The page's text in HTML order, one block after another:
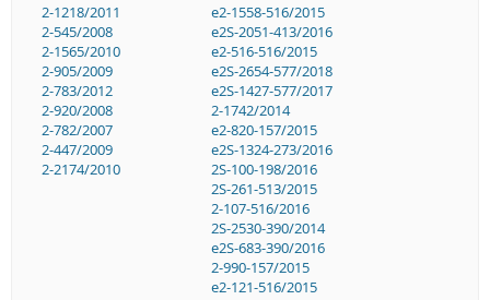
2-1218/2011
2-545/2008
2-1565/2010
2-905/2009
2-783/2012
2-920/2008
2-782/2007
2-447/2009
2-2174/2010
e2-1558-516/2015
e2S-2051-413/2016
e2-516-516/2015
e2S-2654-577/2018
e2S-1427-577/2017
2-1742/2014
e2-820-157/2015
e2S-1324-273/2016
2S-100-198/2016
2S-261-513/2015
2-107-516/2016
2S-2530-390/2014
e2S-683-390/2016
2-990-157/2015
e2-121-516/2015